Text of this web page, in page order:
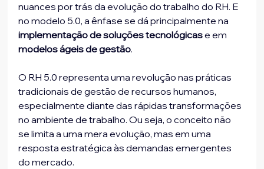
nuances por trás da evolução do trabalho do RH. E
no modelo 5.0, a ênfase se dá principalmente na
implementação de soluções tecnológicas e em
modelos ágeis de gestão.
O RH 5.0 representa uma revolução nas práticas
tradicionais de gestão de recursos humanos,
especialmente diante das rápidas transformações
no ambiente de trabalho. Ou seja, o conceito não
se limita a uma mera evolução, mas em uma
resposta estratégica às demandas emergentes
do mercado.